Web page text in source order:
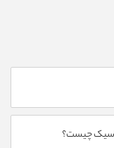
چیست؟